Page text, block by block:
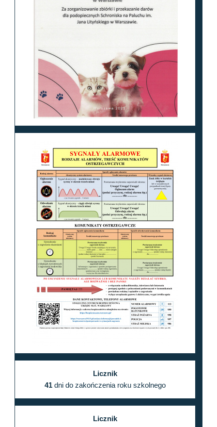
Licznik
41 dni do zakończenia roku szkolnego
Licznik